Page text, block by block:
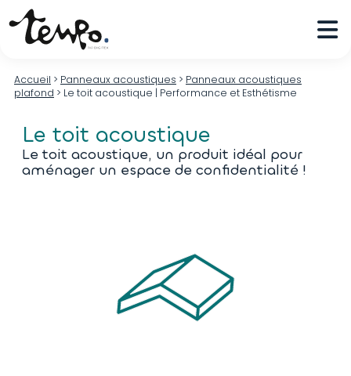
Accueil > Panneaux acoustiques > Panneaux acoustiques
plafond > Le toit acoustique | Performance et Esthétisme
Le toit acoustique
Le toit acoustique, un produit idéal pour
aménager un espace de confidentialité !